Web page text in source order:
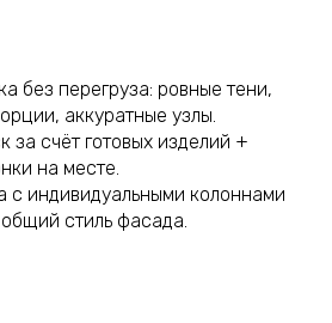
без перегруза: ровные тени,
аккуратные узлы.
за счёт готовых изделий +
на месте.
с индивидуальными колоннами
стиль фасада.